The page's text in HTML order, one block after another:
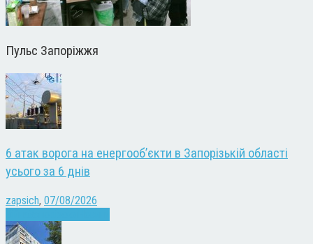
Пульс Запоріжжя
6 атак ворога на енергооб’єкти в Запорізькій області
усього за 6 днів
zapsich, 07/08/2026